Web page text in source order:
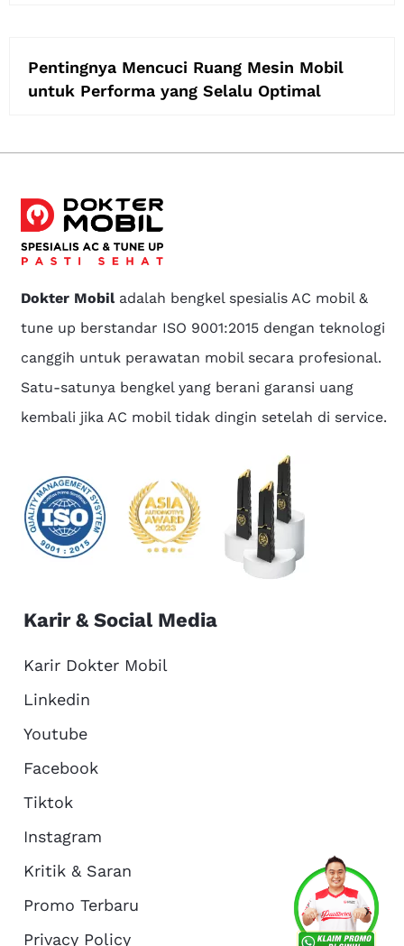
About Us
Pentingnya Mencuci Ruang Mesin Mobil
untuk Performa yang Selalu Optimal
Dokter Mobiladalah bengkel spesialis AC mobil &
tune up berstandar ISO 9001:2015 dengan teknologi
canggih untuk perawatan mobil secara profesional.
Satu-satunya bengkel yang berani garansi uang
kembali jika AC mobil tidak dingin setelah di service.
Karir & Social Media
Karir Dokter Mobil
Linkedin
Youtube
Facebook
Tiktok
Instagram
Kritik & Saran
Promo Terbaru
Privacy Policy